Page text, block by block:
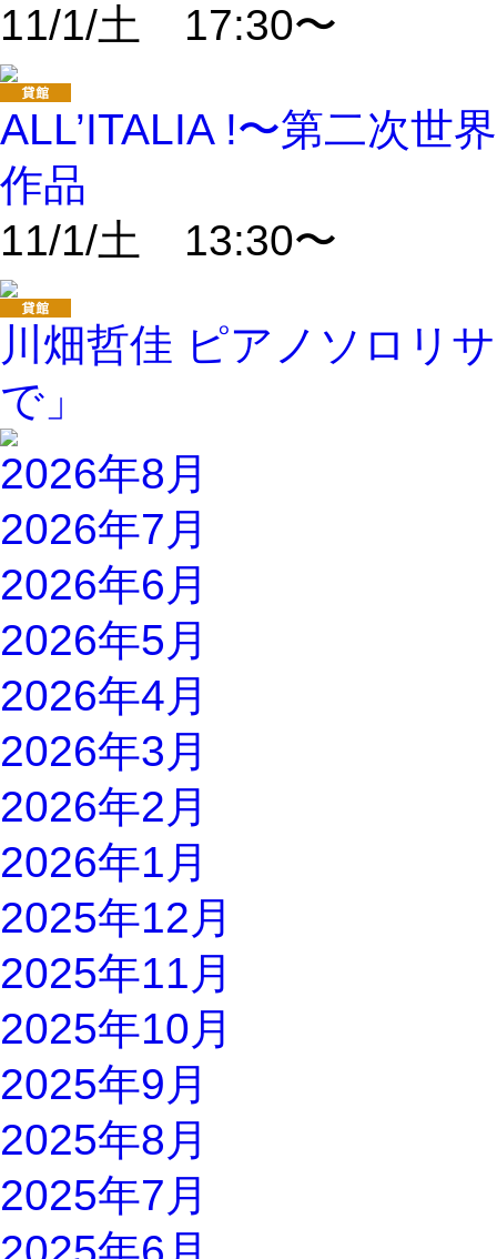
11/1/土 17:30〜
ALL’ITALIA !〜第二次世
作品
11/1/土 13:30〜
川畑哲佳 ピアノソロリ
で」
2026年8月
2026年7月
2026年6月
2026年5月
2026年4月
2026年3月
2026年2月
2026年1月
2025年12月
2025年11月
2025年10月
2025年9月
2025年8月
2025年7月